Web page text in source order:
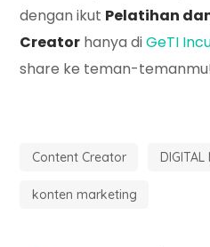
dengan ikut Pelatihan
Creator hanya diGeTI
share ke teman-
Content Creator DIGITAL
konten marketing